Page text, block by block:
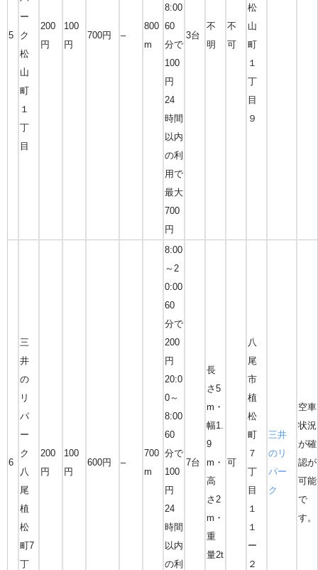
5
ー
ク
松
山
町
１
丁
目
200
円
100
円
700円 –
800
m
8:00
60
分で
100
円
24
時間
以内
の利
用で
最大
700
円
3台
不
明
不
可
松
山
町
１
丁
目
９
6
三
井
の
リ
パ
ー
ク
八
尾
植
松
町7
丁
200
円
100
円
600円 –
700
m
8:00
～2
0:00
60
分で
200
円
20:0
0～
8:00
60
分で
100
円
24
時間
以内
の利
7台
長
さ5
m・
幅1.
9
m・
高
さ2
m・
重
量2t
可
八
尾
市
植
松
町
７
丁
目
１
１
ー
２
三井
のリ
パー
ク
空車
状況
が確
認が
可能
で
す。